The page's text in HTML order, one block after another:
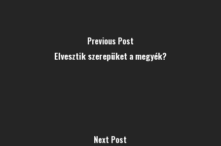
Previous Post
Elvesztik szerepüket a megyék?
Next Post